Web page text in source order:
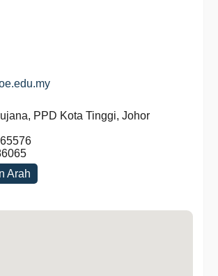
PPD Kota Tinggi, Johor
Arah